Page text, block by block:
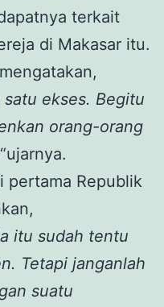
terkait
di Makasar itu.
satu ekses. Begitu
orang-orang
“ujarnya.
pertama Republik
itu sudah tentu
Tetapi janganlah
suatu